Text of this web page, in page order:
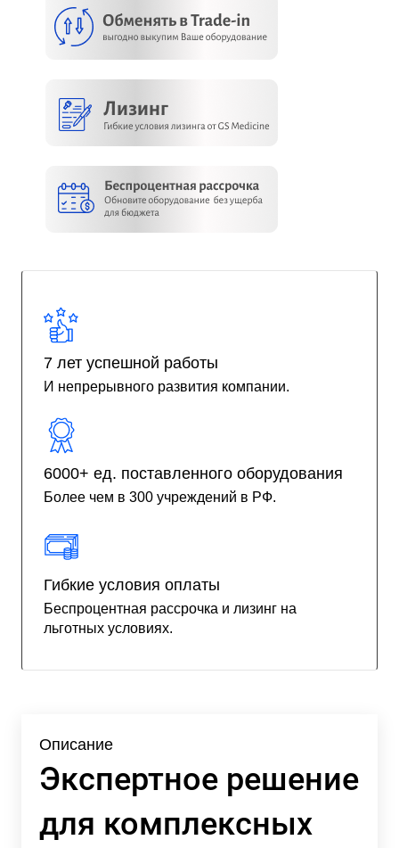
7 лет успешной работы
И непрерывного развития компании.
6000+ ед. поставленного оборудования
Более чем в 300 учреждений в РФ.
Гибкие условия оплаты
Беспроцентная рассрочка и лизинг на
льготных условиях.
Описание
Экспертное решение
для комплексных